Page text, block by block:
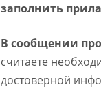
заполнить
В сообщении
считаете
достоверной